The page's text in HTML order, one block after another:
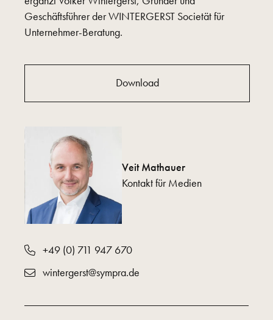
Geschäftsführer der WINTERGERST Societät für
Unternehmer-Beratung.
Download
Veit Mathauer
Kontakt für Medien
+49 (0) 711 947 670
wintergerst@sympra.de